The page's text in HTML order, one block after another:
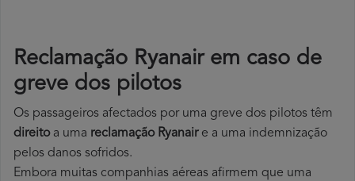
Reclamação Ryanair em caso de
greve dos pilotos
Os passageiros afectados por uma greve dos pilotos têm
direitoa uma reclamação Ryanaire a uma indemnização
pelos danos sofridos.
Embora muitas companhias aéreas afirmem que uma